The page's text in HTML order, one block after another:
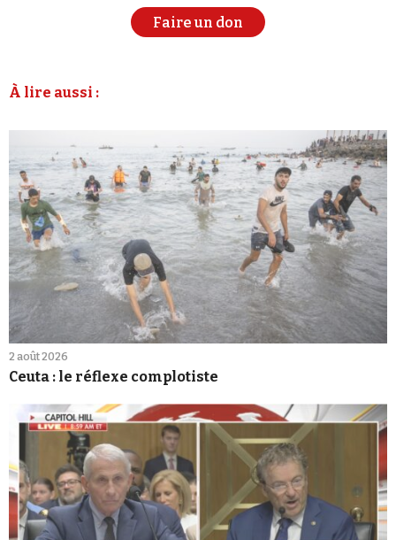
Faire un don
À lire aussi :
2 août 2026
Ceuta : le réflexe complotiste